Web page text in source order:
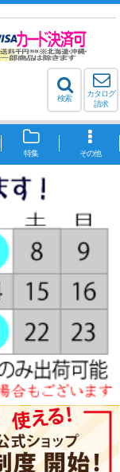
検索
カタログ
請求
特集 その他